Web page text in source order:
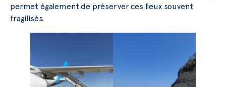
permet également de préserver ces lieux souvent
fragilisés.